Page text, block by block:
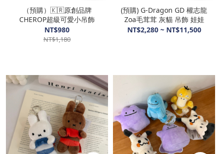
（預購）🇰🇷原創品牌
CHEROP超級可愛小吊飾
NT$980
NT$1,180
(預購) G-Dragon GD 權志龍
Zoa毛茸茸 灰貓 吊飾 娃娃
NT$2,280 ~ NT$11,500